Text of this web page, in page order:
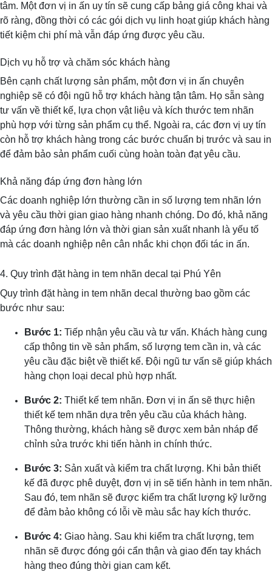
tâm. Một đơn vị in ấn uy tín sẽ cung cấp bảng giá công khai và
rõ ràng, đồng thời có các gói dịch vụ linh hoạt giúp khách hàng
tiết kiệm chi phí mà vẫn đáp ứng được yêu cầu.
Dịch vụ hỗ trợ và chăm sóc khách hàng
Bên cạnh chất lượng sản phẩm, một đơn vị in ấn chuyên
nghiệp sẽ có đội ngũ hỗ trợ khách hàng tận tâm. Họ sẵn sàng
tư vấn về thiết kế, lựa chọn vật liệu và kích thước tem nhãn
phù hợp với từng sản phẩm cụ thể. Ngoài ra, các đơn vị uy tín
còn hỗ trợ khách hàng trong các bước chuẩn bị trước và sau in
để đảm bảo sản phẩm cuối cùng hoàn toàn đạt yêu cầu.
Khả năng đáp ứng đơn hàng lớn
Các doanh nghiệp lớn thường cần in số lượng tem nhãn lớn
và yêu cầu thời gian giao hàng nhanh chóng. Do đó, khả năng
đáp ứng đơn hàng lớn và thời gian sản xuất nhanh là yếu tố
mà các doanh nghiệp nên cân nhắc khi chọn đối tác in ấn.
4. Quy trình đặt hàng in tem nhãn decal tại Phú Yên
Quy trình đặt hàng in tem nhãn decal thường bao gồm các
bước như sau:
Bước 1: Tiếp nhận yêu cầu và tư vấn. Khách hàng cung
cấp thông tin về sản phẩm, số lượng tem cần in, và các
yêu cầu đặc biệt về thiết kế. Đội ngũ tư vấn sẽ giúp khách
hàng chọn loại decal phù hợp nhất.
Bước 2: Thiết kế tem nhãn. Đơn vị in ấn sẽ thực hiện
thiết kế tem nhãn dựa trên yêu cầu của khách hàng.
Thông thường, khách hàng sẽ được xem bản nháp để
chỉnh sửa trước khi tiến hành in chính thức.
Bước 3: Sản xuất và kiểm tra chất lượng. Khi bản thiết
kế đã được phê duyệt, đơn vị in sẽ tiến hành in tem nhãn.
Sau đó, tem nhãn sẽ được kiểm tra chất lượng kỹ lưỡng
để đảm bảo không có lỗi về màu sắc hay kích thước.
Bước 4: Giao hàng. Sau khi kiểm tra chất lượng, tem
nhãn sẽ được đóng gói cẩn thận và giao đến tay khách
hàng theo đúng thời gian cam kết.